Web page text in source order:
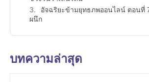
อัจฉริยะข้ามยุทธภพออนไลน์ ตอนที่
ผนึก
บทความล่าสุด